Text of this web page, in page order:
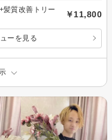
髪質改善トリー
￥11,800
ーを見る